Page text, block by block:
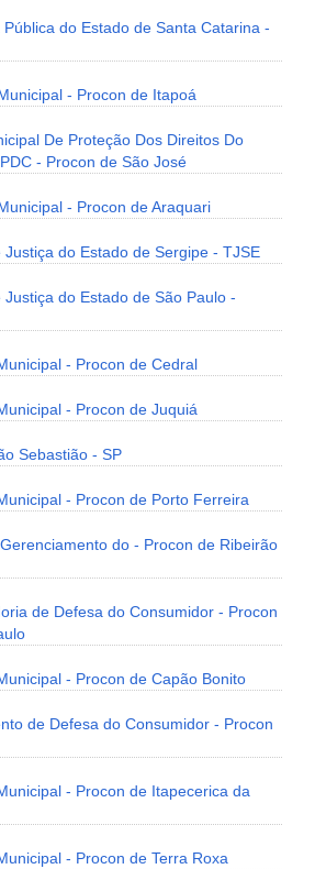
do Estado de Santa Catarina -
- Procon de Itapoá
De Proteção Dos Direitos Do
- Procon de São José
- Procon de Araquari
Justiça do Estado de Sergipe - TJSE
Justiça do Estado de São Paulo -
- Procon de Cedral
- Procon de Juquiá
Sebastião - SP
- Procon de Porto Ferreira
do - Procon de Ribeirão
de Defesa do Consumidor - Procon
- Procon de Capão Bonito
de Defesa do Consumidor - Procon
- Procon de Itapecerica da
- Procon de Terra Roxa